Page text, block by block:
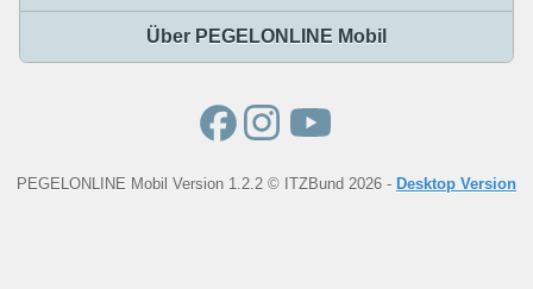
Über PEGELONLINE Mobil
PEGELONLINE Mobil Version 1.2.2 © ITZBund 2026 - Desktop Version